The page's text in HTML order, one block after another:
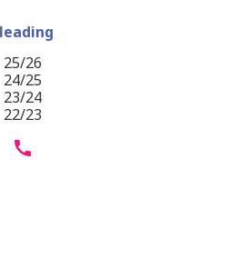
25/26
24/25
23/24
22/23